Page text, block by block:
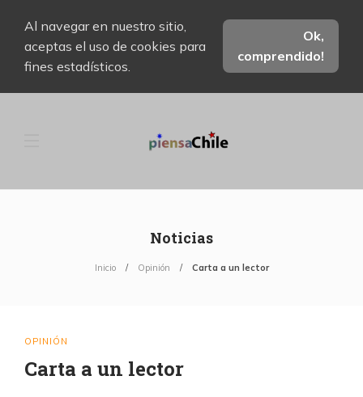
Al navegar en nuestro sitio,
aceptas el uso de cookies para
fines estadísticos.
Ok,
comprendido!
Noticias
Inicio Opinión Carta a un lector
OPINIÓN
Carta a un lector